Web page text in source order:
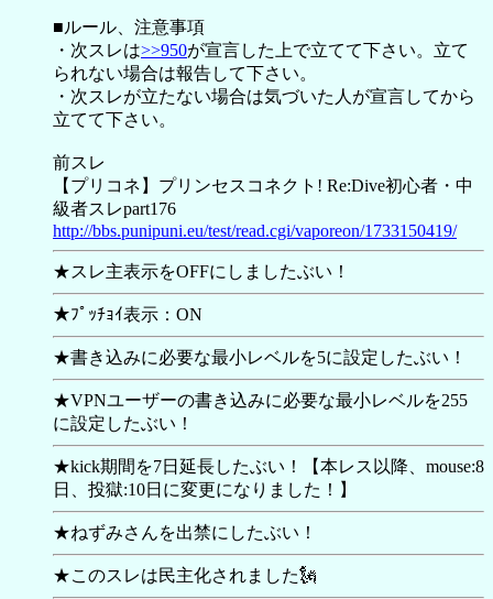
■ルール、注意事項
・次スレは>>950が宣言した上で立てて下さい。立て
られない場合は報告して下さい。
・次スレが立たない場合は気づいた人が宣言してから
立てて下さい。
前スレ
【プリコネ】プリンセスコネクト! Re:Dive初心者・中
級者スレpart176
http://bbs.punipuni.eu/test/read.cgi/vaporeon/1733150419/
★スレ主表示をOFFにしましたぶい！
★ﾌﾟｯﾁｮｲ表示：ON
★書き込みに必要な最小レベルを5に設定したぶい！
★VPNユーザーの書き込みに必要な最小レベルを255
に設定したぶい！
★kick期間を7日延長したぶい！【本レス以降、mouse:8
日、投獄:10日に変更になりました！】
★ねずみさんを出禁にしたぶい！
★このスレは民主化されました🗽